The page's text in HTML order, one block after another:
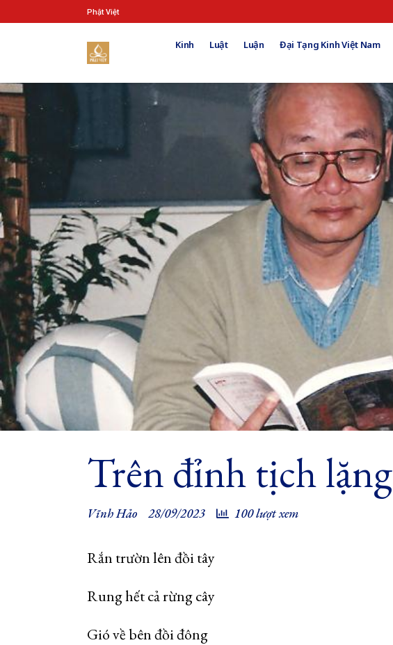
Phật Việt
Kinh Luật Luận Đại Tạng Kinh Việt Nam
Trên đỉnh tịch lặng
Vĩnh Hảo 28/09/2023 100 lượt xem
Rắn trườn lên đồi tây
Rung hết cả rừng cây
Gió về bên đồi đông